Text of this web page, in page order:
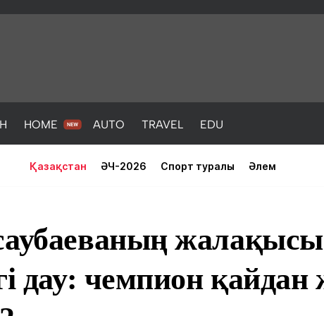
HOME AUTO TRAVEL EDU
Қазақстан ӘЧ-2026 Спорт туралы Әлем
SPORT
Спорт
жалақысы
дау: чемпион